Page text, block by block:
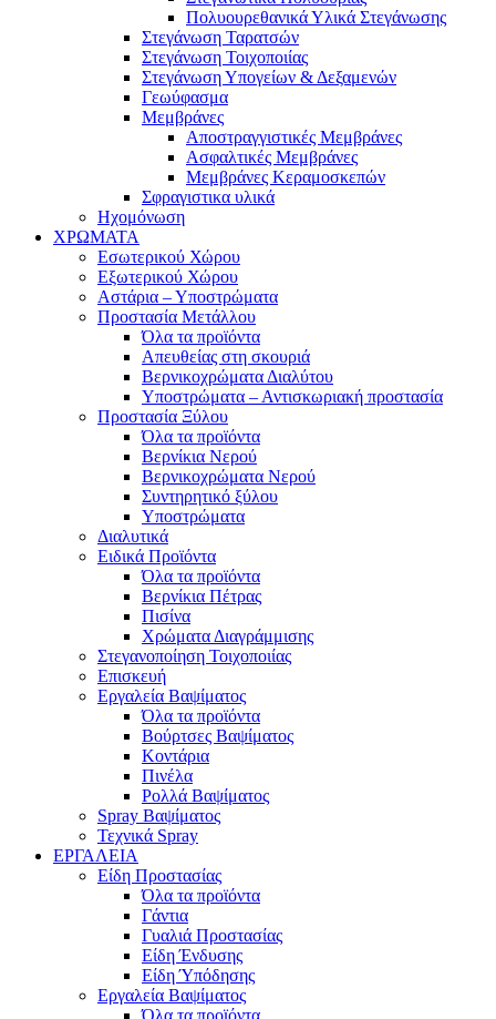
Πολυουρεθανικά Υλικά Στεγάνωσης
Στεγάνωση Ταρατσών
Στεγάνωση Τοιχοποιίας
Στεγάνωση Υπογείων & Δεξαμενών
Γεωύφασμα
Μεμβράνες
Αποστραγγιστικές Μεμβράνες
Ασφαλτικές Μεμβράνες
Μεμβράνες Κεραμοσκεπών
Σφραγιστικα υλικά
Ηχομόνωση
ΧΡΩΜΑΤΑ
Εσωτερικού Χώρου
Εξωτερικού Χώρου
Αστάρια – Υποστρώματα
Προστασία Μετάλλου
Όλα τα προϊόντα
Απευθείας στη σκουριά
Βερνικοχρώματα Διαλύτου
Υποστρώματα – Αντισκωριακή προστασία
Προστασία Ξύλου
Όλα τα προϊόντα
Βερνίκια Νερού
Βερνικοχρώματα Νερού
Συντηρητικό ξύλου
Υποστρώματα
Διαλυτικά
Ειδικά Προϊόντα
Όλα τα προϊόντα
Βερνίκια Πέτρας
Πισίνα
Χρώματα Διαγράμμισης
Στεγανοποίηση Τοιχοποιίας
Επισκευή
Εργαλεία Βαψίματος
Όλα τα προϊόντα
Βούρτσες Βαψίματος
Κοντάρια
Πινέλα
Ρολλά Βαψίματος
Spray Βαψίματος
Τεχνικά Spray
ΕΡΓΑΛΕΙΑ
Είδη Προστασίας
Όλα τα προϊόντα
Γάντια
Γυαλιά Προστασίας
Είδη Ένδυσης
Είδη Ύπόδησης
Εργαλεία Βαψίματος
Όλα τα προϊόντα